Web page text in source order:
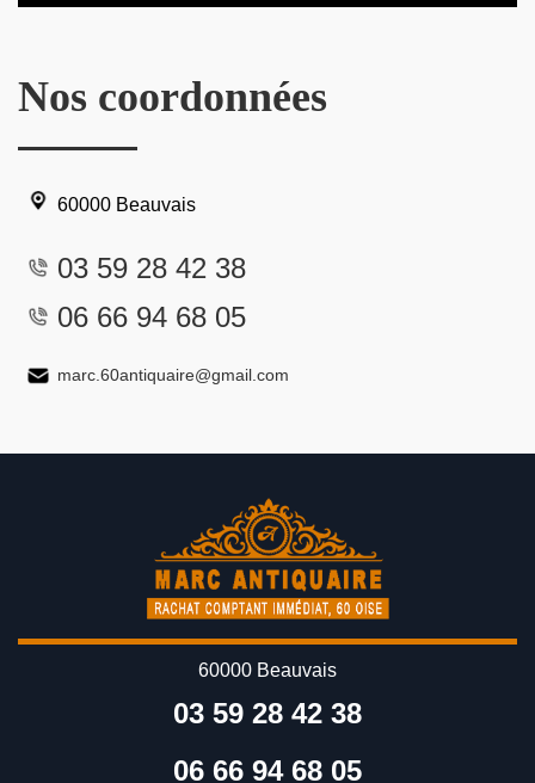
Nos coordonnées
60000 Beauvais
03 59 28 42 38
06 66 94 68 05
marc.60antiquaire@gmail.com
60000 Beauvais
03 59 28 42 38
06 66 94 68 05